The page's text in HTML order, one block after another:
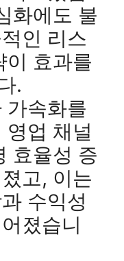
화에도 불
인 리스
이 효과를
.
가속화를
영업 채널
효율성 증
고, 이는
수익성
졌습니